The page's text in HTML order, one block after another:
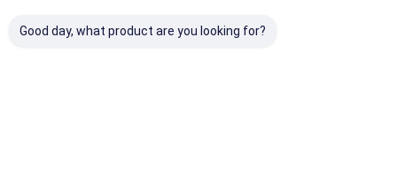
Good day, what product are you looking for?